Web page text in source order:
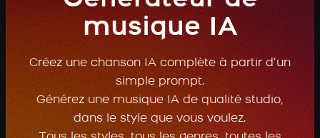
musique IA
Créez une chanson IA complète à partir d’un
simple prompt.
Générez une musique IA de qualité studio,
dans le style que vous voulez.